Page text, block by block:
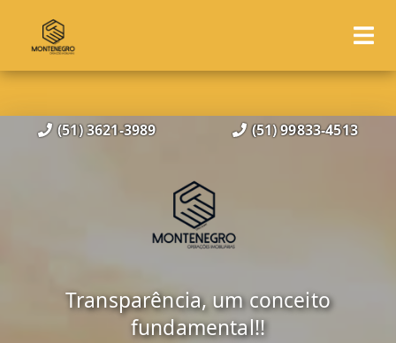
(51) 3621-3989 (51) 99833-4513
Transparência, um conceito
fundamental!!